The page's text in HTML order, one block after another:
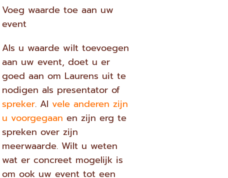
Voeg waarde toe aan uw
event
Als u waarde wilt toevoegen
aan uw event, doet u er
goed aan om Laurens uit te
nodigen als presentator of
spreker. Al vele anderen zijn
u voorgegaan en zijn erg te
spreken over zijn
meerwaarde. Wilt u weten
wat er concreet mogelijk is
om ook uw event tot een